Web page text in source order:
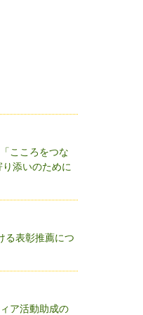
こころをつな
添いのために
る表彰推薦につ
ア活動助成の